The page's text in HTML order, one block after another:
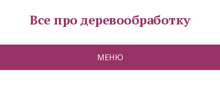
Все про деревообработку
МЕНЮ